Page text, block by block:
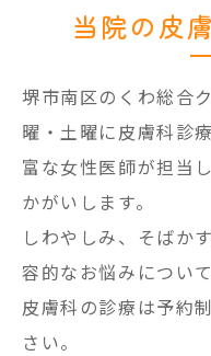
当院の皮
堺市南区のくわ総合
曜・土曜に皮膚科診
富な女性医師が担当
かがいします。
しわやしみ、そばか
容的なお悩みについ
皮膚科の診療は予約
さい。